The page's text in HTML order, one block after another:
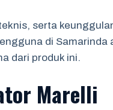
serta
di Samarinda
dari produk ini.
Marelli